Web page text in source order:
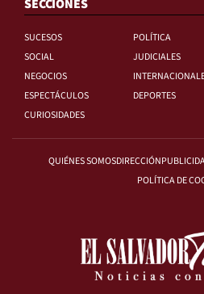
SECCIONES
SUCESOS
POLÍTICA
SOCIAL
JUDICIALES
NEGOCIOS
ESPECTÁCULOS
DEPORTES
CURIOSIDADES
QUIÉNES SOMOSDIRECCIÓN
POLÍTICA DE